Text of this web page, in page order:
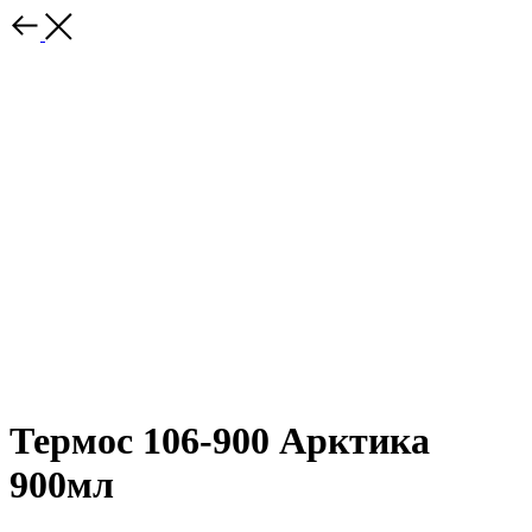
Термос 106-900 Арктика
900мл